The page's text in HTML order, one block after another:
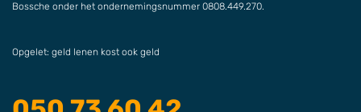
Bossche onder het ondernemingsnummer 0808.449.270.
Opgelet: geld lenen kost ook geld